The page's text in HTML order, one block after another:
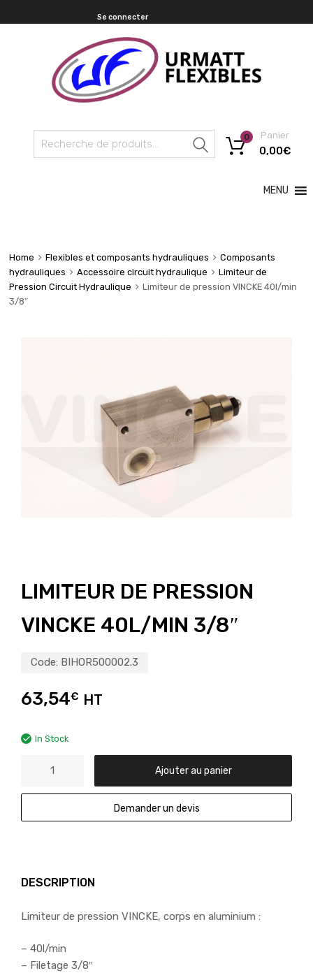
Se connecter
Recherche
Panier
0,00€
0
MENU
Home Flexibles et composants hydrauliques
Composants
hydrauliques
Accessoire circuit hydraulique
Limiteur de
Pression Circuit Hydraulique
Limiteur de pression VINCKE 40l/min
3/8″
LIMITEUR DE PRESSION
VINCKE 40L/MIN 3/8″
Code: BIHOR500002.3
63,54€ HT
In Stock
Ajouter au panier
Demander un devis
DESCRIPTION
Limiteur de pression VINCKE, corps en aluminium :
– 40l/min
– Filetage 3/8″